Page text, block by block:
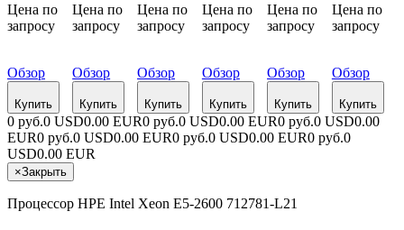
Цена по
запросу
Обзор
Купить
Цена по
запросу
Обзор
Купить
Цена по
запросу
Обзор
Купить
Цена по
запросу
Обзор
Купить
Цена по
запросу
Обзор
Купить
Цена по
запросу
Обзор
Купить
0 руб.0 USD0.00 EUR0 руб.0 USD0.00 EUR0 руб.0 USD0.00
EUR0 руб.0 USD0.00 EUR0 руб.0 USD0.00 EUR0 руб.0
USD0.00 EUR
×Закрыть
Процессор HPE Intel Xeon E5-2600 712781-L21